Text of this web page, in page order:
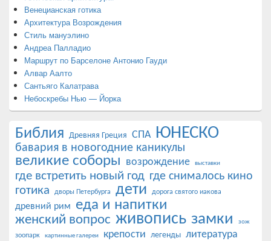
Венецианская готика
Архитектура Возрождения
Стиль мануэлино
Андреа Палладио
Маршрут по Барселоне Антонио Гауди
Алвар Аалто
Сантьяго Калатрава
Небоскребы Нью — Йорка
Библия Древняя Греция СПА ЮНЕСКО
бавария в новогодние каникулы
великие соборы возрождение выставки
где встретить новый год где снималось кино
готика дворы Петербурга дети дорога святого иакова
древний рим еда и напитки
женский вопрос живопись замки зож
зоопарк картинные галереи крепости легенды литература